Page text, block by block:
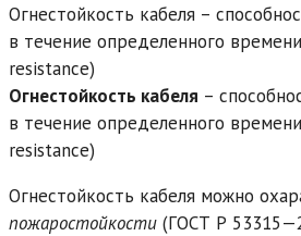
Огнестойкость кабеля –
в течение определенного
resistance)
Огнестойкость кабеля –
в течение определенного
resistance)
Огнестойкость кабеля можно
пожаростойкости (ГОСТ Р